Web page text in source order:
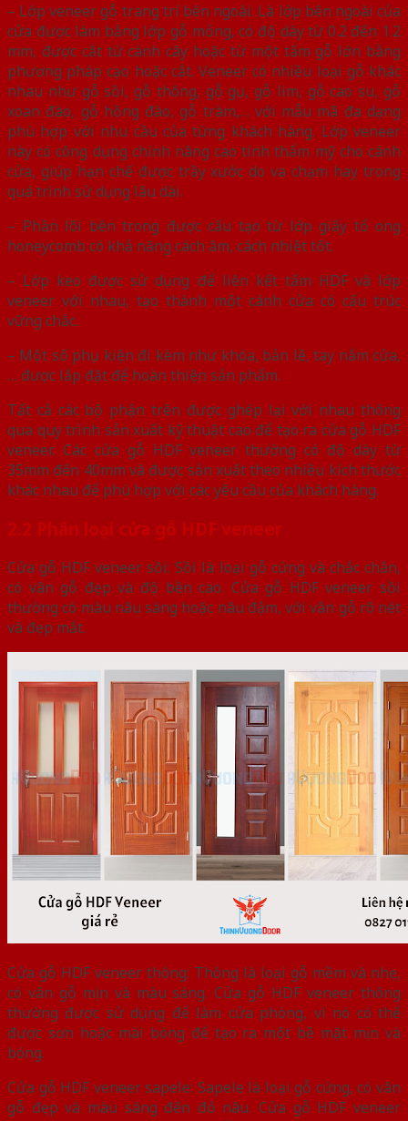
– Lớp veneer gỗ trang trí bên ngoài: Là lớp bên ngoài của
cửa được làm bằng lớp gỗ mỏng, có độ dày từ 0.2 đến 1.2
mm, được cắt từ cành cây hoặc từ một tấm gỗ lớn bằng
phương pháp cạo hoặc cắt. Veneer có nhiều loại gỗ khác
nhau như gỗ sồi, gỗ thông, gỗ gụ, gỗ lim, gỗ cao su, gỗ
xoan đào, gỗ hồng đào, gỗ tràm,… với mẫu mã đa dạng
phù hợp với nhu cầu của từng khách hàng. Lớp veneer
này có công dụng chính nâng cao tính thẩm mỹ cho cánh
cửa, giúp hạn chế được trầy xước do va chạm hay trong
quá trình sử dụng lâu dài.
– Phần lõi bên trong được cấu tạo từ lớp giấy tổ ong
honeycomb có khả năng cách âm, cách nhiệt tốt.
– Lớp keo được sử dụng để liên kết tấm HDF và lớp
veneer với nhau, tạo thành một cánh cửa có cấu trúc
vững chắc.
– Một số phụ kiện đi kèm như khóa, bản lề, tay nắm cửa,
… được lắp đặt để hoàn thiện sản phẩm.
Tất cả các bộ phận trên được ghép lại với nhau thông
qua quy trình sản xuất kỹ thuật cao để tạo ra cửa gỗ HDF
veneer. Các cửa gỗ HDF veneer thường có độ dày từ
35mm đến 40mm và được sản xuất theo nhiều kích thước
khác nhau để phù hợp với các yêu cầu của khách hàng.
2.2 Phân loại cửa gỗ HDF veneer
Cửa gỗ HDF veneer sồi: Sồi là loại gỗ cứng và chắc chắn,
có vân gỗ đẹp và độ bền cao. Cửa gỗ HDF veneer sồi
thường có màu nâu sáng hoặc nâu đậm, với vân gỗ rõ nét
và đẹp mắt.
Cửa gỗ HDF veneer thông: Thông là loại gỗ mềm và nhẹ,
có vân gỗ mịn và màu sáng. Cửa gỗ HDF veneer thông
thường được sử dụng để làm cửa phòng, vì nó có thể
được sơn hoặc mài bóng để tạo ra một bề mặt mịn và
bóng.
Cửa gỗ HDF veneer sapele: Sapele là loại gỗ cứng, có vân
gỗ đẹp và màu sáng đến đỏ nâu. Cửa gỗ HDF veneer